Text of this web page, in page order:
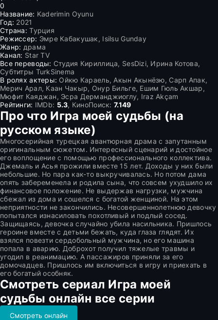
0
Название: Kaderimin Oyunu
Год: 2021
Страна: Турция
Режиссер: Эмре Кабакушак, Isilsu Gunday
Жанр: драма
Канал: Star TV
Все переводы: Студия Кириллица, SesDizi, Ирина Котова,
Субтитры TurkSinema
В ролях актеры: Ойкю Караель, Акын Акынёзю, Сарп Апак,
Мерич Арал, Каан Чакыр, Онур Бильге, Ешим Гюль Акшар,
Мюфит Каяджан, Эсра Дерманджиоглу, Iraz Akçam
Рейтинги: IMDb: 5.3, КиноПоиск: 7.149
Про что Игра моей судьбы (на
русском языке)
Многосерийная турецкая авантюрная драма с запутанным
оригинальным сюжетом. Интересный сценарий и достойное
его воплощение с помощью профессионального коллектива.
Джемаль и Асья прожили вместе 15 лет. Доходы у них были
небольшие. Но пара как-то выкручивалась. Но потом дама
опять забеременела и родила сына, что совсем ухудшило их
финансовое положение. Не выдержав нагрузки, мужчина
сбежал из дома и сошелся с богатой женщиной. На этом
неприятности не закончились. Несовершеннолетнюю девочку
попытался изнасиловать похотливый и подлый сосед.
Защищаясь, девочка случайно убила насильника. Пришлось
героине вместе с детьми бежать, куда глаза глядят. Их
взялся повезти сердобольный мужчина, но его машина
попала в аварию. Доброхот получил тяжелые травмы и
угодил в реанимацию. А пассажиров приняли за его
домочадцев. Пришлось им включиться в игру и приехать в
его богатый особняк.
Смотреть сериал Игра моей
судьбы онлайн все серии
Смотреть онлайн